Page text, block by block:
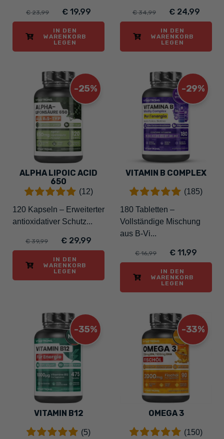
€ 23,99 € 19,99
IN DEN
WARENKORB
LEGEN
€ 34,99 € 24,99
IN DEN
WARENKORB
LEGEN
-25%
ALPHA LIPOIC ACID
650
(12)
120 Kapseln – Erweiterter
antioxidativer Schutz...
€ 39,99 € 29,99
IN DEN
WARENKORB
LEGEN
-29%
VITAMIN B COMPLEX
(185)
180 Tabletten –
Vollständige Mischung
aus B-Vi...
€ 16,99 € 11,99
IN DEN
WARENKORB
LEGEN
-35%
VITAMIN B12
(5)
-33%
OMEGA 3
(150)